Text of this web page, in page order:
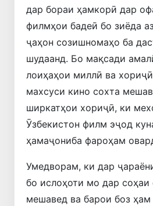
дар бораи ҳамкорӣ дар
филмҳои бадеӣ бо зиёда
ҷаҳон созишномаҳо ба
шудаанд. Бо мақсади
лоиҳаҳои миллӣ ва
махсуси кино сохта
ширкатҳои хориҷӣ, ки
Ӯзбекистон филм эҷод
ҳамаҷониба фароҳам
Умедворам, ки дар
бо ислоҳоти мо дар
мешавед ва барои боз ҳам